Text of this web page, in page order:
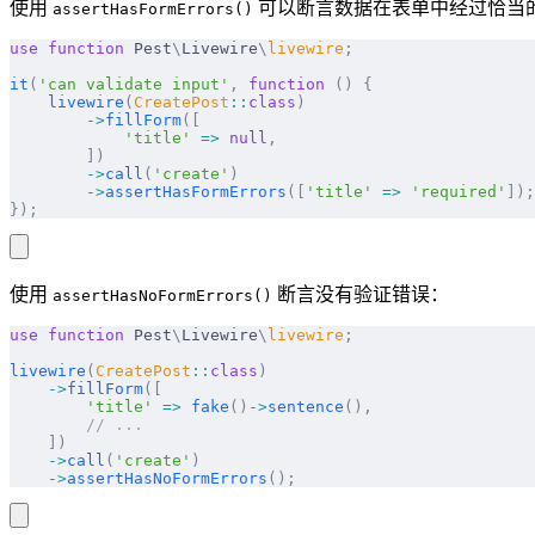
使用 assertHasFormErrors() 可以断言数据在表单中经过恰当
use function Pest\ Livewire\ livewire ;
it ( 'can validate input' , function ()
{
    livewire
( CreatePost :: class )
        ->
fillForm([
            'title'
=> null ,
        ])
        ->
call ( 'create' )
        ->
assertHasFormErrors ([ 'title' => 'required'
]);
});
使用 assertHasNoFormErrors() 断言没有验证错误：
use function Pest\ Livewire\ livewire ;
livewire ( CreatePost :: class )
    ->
fillForm([
        'title'
=> fake () ->sentence (),
        // ...
    ])
    ->
call ( 'create' )
    ->
assertHasNoFormErrors ();